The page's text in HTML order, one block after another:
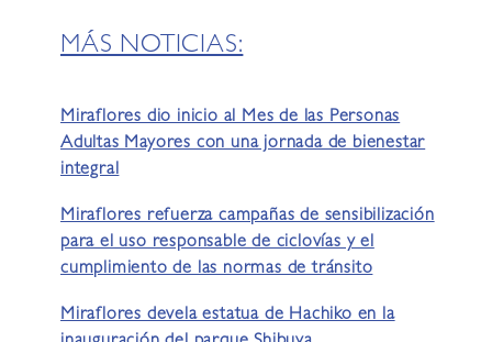
MÁS NOTICIAS:
Miraflores dio inicio al Mes de las Personas
Adultas Mayores con una jornada de bienestar
integral
Miraflores refuerza campañas de sensibilización
para el uso responsable de ciclovías y el
cumplimiento de las normas de tránsito
Miraflores devela estatua de Hachiko en la